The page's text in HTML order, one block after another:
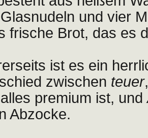
und vier
frische Brot, das es
ist es ein
zwischen teuer
premium ist, und
Abzocke.